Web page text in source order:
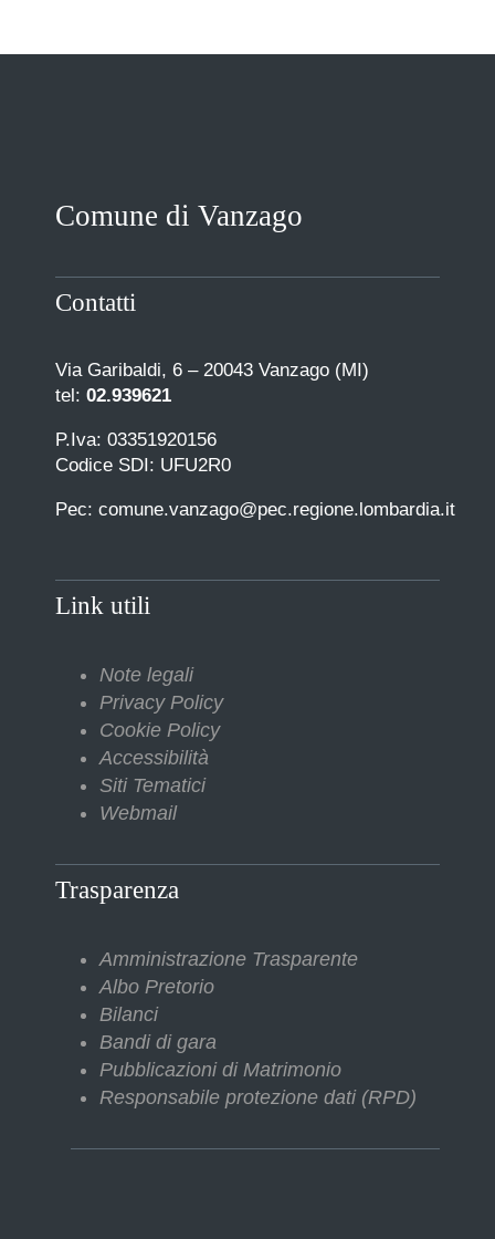
Comune di Vanzago
Contatti
Via Garibaldi, 6 – 20043 Vanzago (MI)
tel: 02.939621
P.Iva: 03351920156
Codice SDI: UFU2R0
Pec: comune.vanzago@pec.regione.lombardia.it
Link utili
Note legali
Privacy Policy
Cookie Policy
Accessibilità
Siti Tematici
Webmail
Trasparenza
Amministrazione Trasparente
Albo Pretorio
Bilanci
Bandi di gara
Pubblicazioni di Matrimonio
Responsabile protezione dati (RPD)